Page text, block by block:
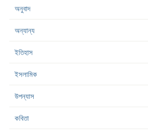
অনুবাদ
অন্যান্য
ইতিহাস
ইসলামিক
উপন্যাস
কবিতা